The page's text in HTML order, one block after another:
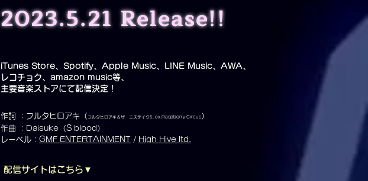
2023.5.21 Release!!
iTunes Store、Spotify、Apple Music、LINE Music、AWA、
レコチョク、amazon music等、
主要音楽ストアにて配信決定！
作詞 ：フルタヒロアキ（フルタヒロアキ＆ザ・ミステイク5, ex.Raspberry Circus）
作曲 ：Daisuke（S blood）
レーベル： GMF ENTERTAINMENT / High Hive ltd.
​配信サイトはこちら▼